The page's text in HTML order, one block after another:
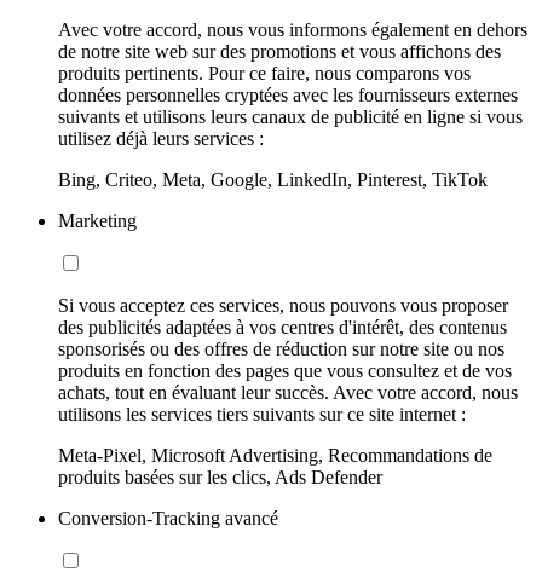
Avec votre accord, nous vous informons également en dehors
de notre site web sur des promotions et vous affichons des
produits pertinents. Pour ce faire, nous comparons vos
données personnelles cryptées avec les fournisseurs externes
suivants et utilisons leurs canaux de publicité en ligne si vous
utilisez déjà leurs services :
Bing, Criteo, Meta, Google, LinkedIn, Pinterest, TikTok
Marketing
Si vous acceptez ces services, nous pouvons vous proposer
des publicités adaptées à vos centres d'intérêt, des contenus
sponsorisés ou des offres de réduction sur notre site ou nos
produits en fonction des pages que vous consultez et de vos
achats, tout en évaluant leur succès. Avec votre accord, nous
utilisons les services tiers suivants sur ce site internet :
Meta-Pixel, Microsoft Advertising, Recommandations de
produits basées sur les clics, Ads Defender
Conversion-Tracking avancé